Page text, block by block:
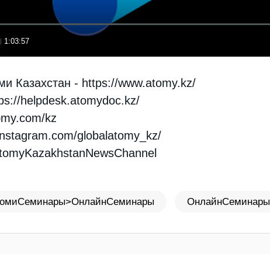
1:03:57
Казахстан - https://www.atomy.kz/
helpdesk.atomydoc.kz/
kz
globalatomy_kz/
ОнлайнСеминары